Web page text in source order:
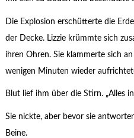
Die Explosion erschütterte die
der Decke. Lizzie krümmte sich
ihren Ohren. Sie klammerte sich
wenigen Minuten wieder
Blut lief ihm über die Stirn. „Alles
Sie nickte, aber bevor sie
Beine.